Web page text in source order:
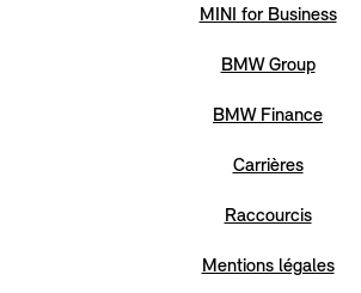
MINI for Business
BMW Group
BMW Finance
Carrières
Raccourcis
Mentions légales